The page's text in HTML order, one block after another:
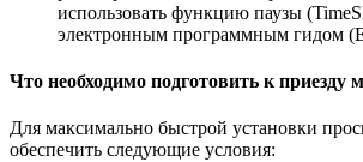
использовать функцию паузы
электронным программным гидом
Что необходимо подготовить к приезду
Для максимально быстрой установки
обеспечить следующие условия: